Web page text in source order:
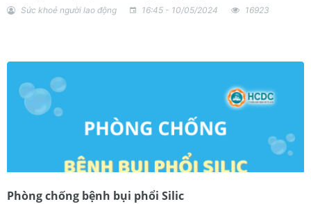
Sức khoẻ người lao động 16:45 - 10/05/2024 16923
Phòng chống bệnh bụi phổi Silic